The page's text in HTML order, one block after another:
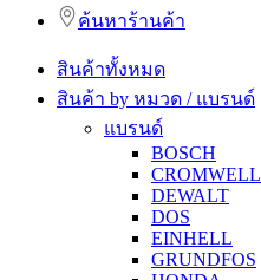
ค้นหาร้านค้า
สินค้าทั้งหมด
สินค้า by หมวด / แบรนด์
แบรนด์
BOSCH
CROMWELL
DEWALT
DOS
EINHELL
GRUNDFOS